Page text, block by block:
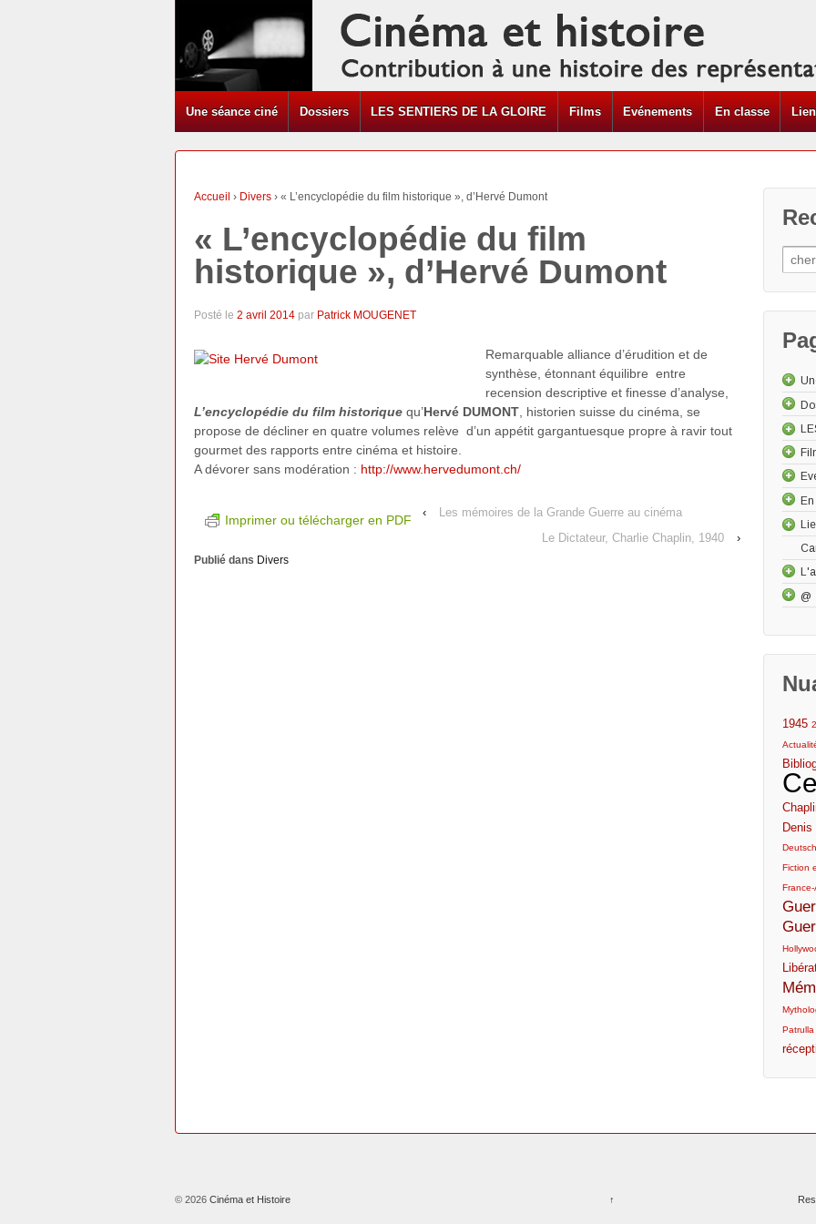
Une séance ciné Dossiers LES SENTIERS DE LA GLOIRE Films Evénements En classe
Accueil › Divers › « L’encyclopédie du film historique », d’Hervé Dumont
« L’encyclopédie du film
historique », d’Hervé Dumont
Posté le 2 avril 2014 par Patrick MOUGENET
Remarquable alliance d’érudition et de
synthèse, étonnant équilibre entre
recension descriptive et finesse d’analyse,
L’encyclopédie du film historique qu’Hervé DUMONT , historien suisse du cinéma, se
propose de décliner en quatre volumes relève d’un appétit gargantuesque propre à ravir tout
gourmet des rapports entre cinéma et histoire.
A dévorer sans modération : http://www.hervedumont.ch/
Imprimer ou télécharger en PDF
‹
Les mémoires de la Grande Guerre au cinéma
Le Dictateur, Charlie Chaplin, 1940
›
Publié dans Divers
@
1945
Fiction
Patrulla
© 2026 Cinéma et Histoire ↑